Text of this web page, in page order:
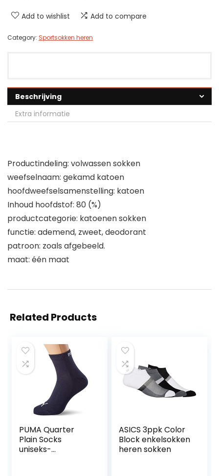
Add to wishlist Add to compare
Category: Sportsokken heren
Beschrijving
Extra informatie
Productindeling: volwassen sokken
weefselnaam: gekamd katoen
hoofdweefselsamenstelling: katoen
Inhoud hoofdstof: 80 (%)
productcategorie: katoenen sokken
functie: ademend, zweet, deodorant
patroon: zoals afgebeeld.
maat: één maat
Related Products
PUMA Quarter
Plain Socks
uniseks-
ASICS 3ppk Color
Block enkelsokken
heren sokken